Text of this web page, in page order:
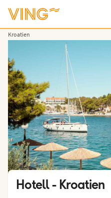
Kroatien
Se bilder
Hotell - Kroatien